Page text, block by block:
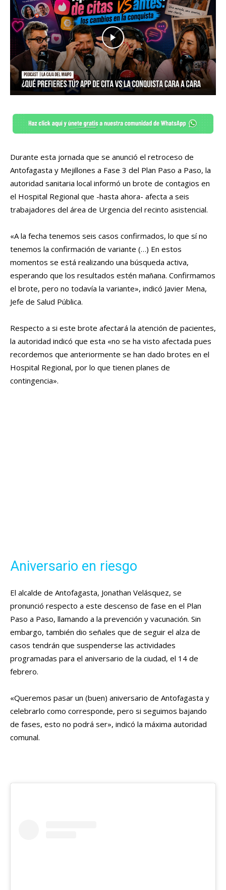
Durante esta jornada que se anunció el retroceso de
Antofagasta y Mejillones a Fase 3 del Plan Paso a Paso, la
autoridad sanitaria local informó un brote de contagios en
el Hospital Regional que -hasta ahora- afecta a seis
trabajadores del área de Urgencia del recinto asistencial.
«A la fecha tenemos seis casos confirmados, lo que sí no
tenemos la confirmación de variante (…) En estos
momentos se está realizando una búsqueda activa,
esperando que los resultados estén mañana. Confirmamos
el brote, pero no todavía la variante», indicó Javier Mena,
Jefe de Salud Pública.
Respecto a si este brote afectará la atención de pacientes,
la autoridad indicó que esta «no se ha visto afectada pues
recordemos que anteriormente se han dado brotes en el
Hospital Regional, por lo que tienen planes de
contingencia».
Aniversario en riesgo
El alcalde de Antofagasta, Jonathan Velásquez, se
pronunció respecto a este descenso de fase en el Plan
Paso a Paso, llamando a la prevención y vacunación. Sin
embargo, también dio señales que de seguir el alza de
casos tendrán que suspenderse las actividades
programadas para el aniversario de la ciudad, el 14 de
febrero.
«Queremos pasar un (buen) aniversario de Antofagasta y
celebrarlo como corresponde, pero si seguimos bajando
de fases, esto no podrá ser», indicó la máxima autoridad
comunal.